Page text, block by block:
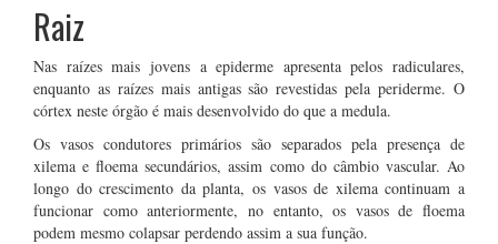
Raiz
Nas raízes mais jovens a epiderme apresenta pelos radiculares,
enquanto as raízes mais antigas são revestidas pela periderme. O
córtex neste órgão é mais desenvolvido do que a medula.
Os vasos condutores primários são separados pela presença de
xilema e floema secundários, assim como do câmbio vascular. Ao
longo do crescimento da planta, os vasos de xilema continuam a
funcionar como anteriormente, no entanto, os vasos de floema
podem mesmo colapsar perdendo assim a sua função.